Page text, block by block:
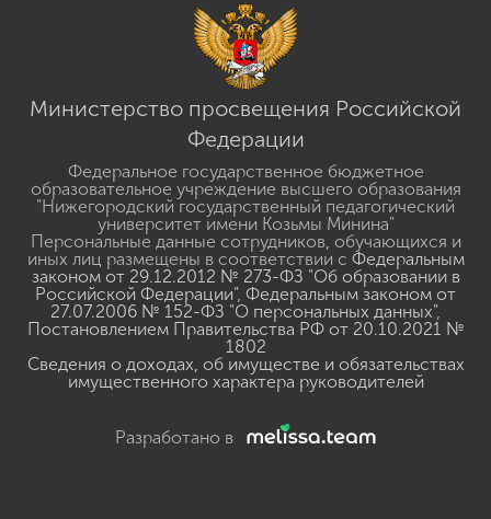
Министерство просвещения Российской
Федерации
Федеральное государственное бюджетное
образовательное учреждение высшего образования
"Нижегородский государственный педагогический
университет имени Козьмы Минина"
Персональные данные сотрудников, обучающихся и
иных лиц размещены в соответствии с Федеральным
законом от 29.12.2012 № 273-ФЗ "Об образовании в
Российской Федерации", Федеральным законом от
27.07.2006 № 152-ФЗ "О персональных данных",
Постановлением Правительства РФ от 20.10.2021 №
1802
Сведения о доходах, об имуществе и обязательствах
имущественного характера руководителей
Разработано в